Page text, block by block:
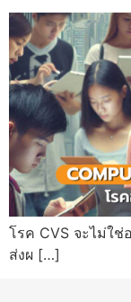
โรค CVS จะไม่ใช่
ส่งผ […]